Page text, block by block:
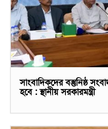
সাংবাদিকদের বস্তুনিষ্ঠ
হবে : স্থানীয় সরকারমন্ত্রী